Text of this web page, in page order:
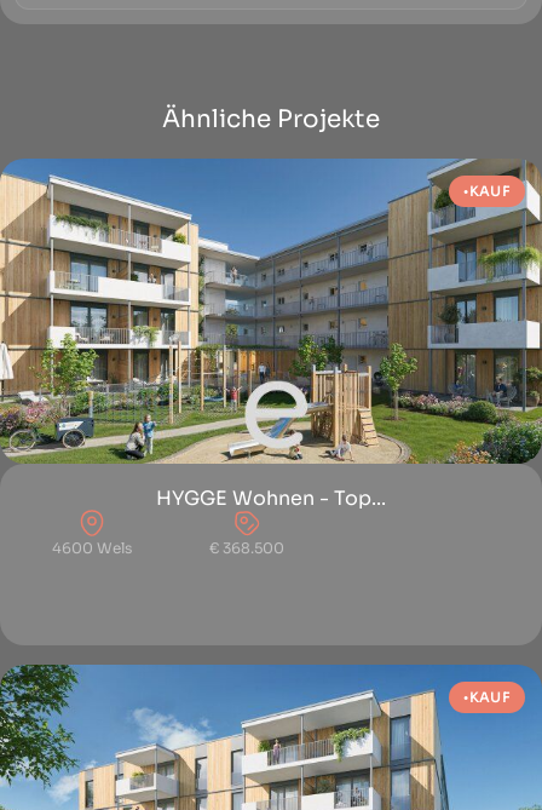
Ähnliche Projekte
KAUF
HYGGE Wohnen - Top...
4600 Wels € 368.500
KAUF